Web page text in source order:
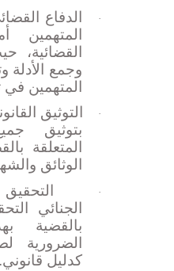
·
الدفاع
المتهمين
القضائية،
وجمع الأدلة
المتهمين في
·
التوثيق
بتوثيق
المتعلقة
الوثائق
·
الجنائي
بالقضية
الضرورية
كدليل قانوني.